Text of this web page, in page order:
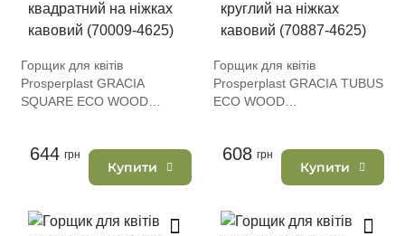
Горщик для квітів
Prosperplast GRACIA
SQUARE ECO WOOD
644 грн
Купити
Горщик для квітів
Prosperplast GRACIA TUBUS
ECO WOOD
4625)
608 грн
Купити